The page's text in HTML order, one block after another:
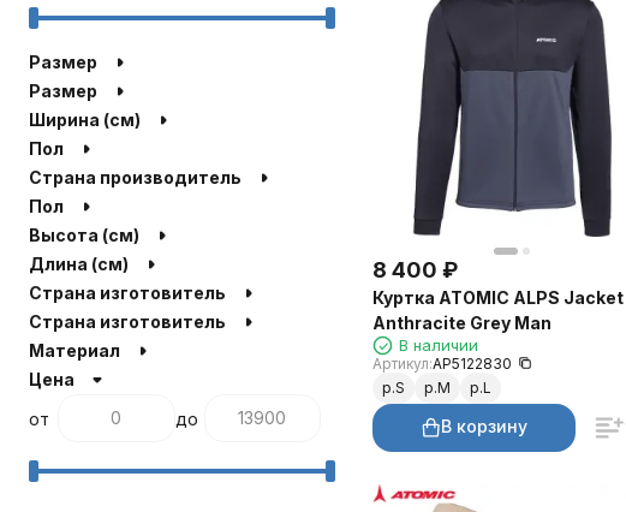
8 400 ₽
Куртка ATOMIC ALPS Jacket
Anthracite Grey Man
В наличии
Артикул:AP5122830
р.S
р.M р.L
В корзину
AL5115480
AL5115490
AL5125810
AL5125820
AL5125830
AL5047820
AL5050230
AL5131240
Размер
Размер
Ширина (см)
Пол
Страна производитель
Пол
Высота (см)
Длина (см)
Страна изготовитель
Страна изготовитель
Материал
Цена
от
до